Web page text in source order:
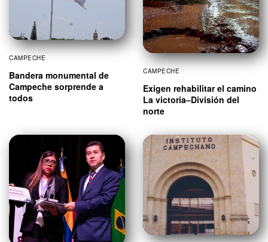
CAMPECHE
Bandera monumental de
Campeche sorprende a
todos
CAMPECHE
Exigen rehabilitar el camino
La victoria–División del
norte